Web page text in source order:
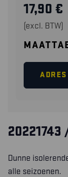
17,90 €
(excl. BTW)
20221743
Dunne
alle seizoenen.